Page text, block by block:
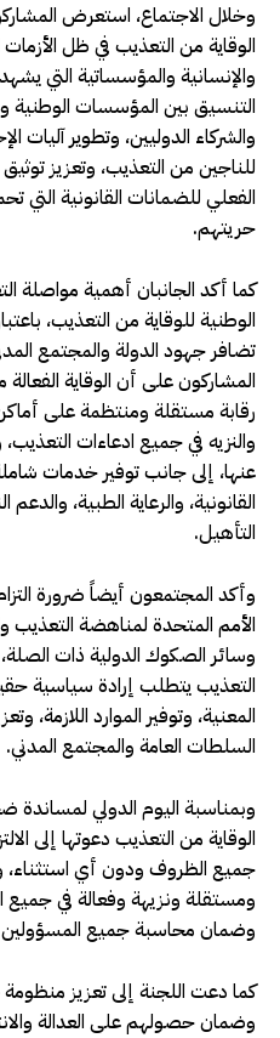
وخلال الاجتماع، استعرض
الوقاية من التعذيب في ظل
والإنسانية والمؤسساتية التي
التنسيق بين المؤسسات الوطنية
والشركاء الدوليين، وتطوير آليات
للناجين من التعذيب، وتعزيز
الفعلي للضمانات القانونية
حريتهم.
كما أكد الجانبان أهمية مواصلة
الوطنية للوقاية من التعذيب،
تضافر جهود الدولة والمجتمع
المشاركون على أن الوقاية
رقابة مستقلة ومنتظمة على
والنزيه في جميع ادعاءات
عنها، إلى جانب توفير خدمات
القانونية، والرعاية الطبية،
التأهيل.
وأكد المجتمعون أيضاً ضرورة
الأمم المتحدة لمناهضة التعذيب
وسائر الصكوك الدولية ذات
التعذيب يتطلب إرادة سياسية
المعنية، وتوفير الموارد اللازمة،
السلطات العامة والمجتمع المدني.
وبمناسبة اليوم الدولي لمساندة
الوقاية من التعذيب دعوتها إلى
جميع الظروف ودون أي استثناء،
ومستقلة ونزيهة وفعالة في جميع
وضمان محاسبة جميع المسؤولين
كما دعت اللجنة إلى تعزيز
وضمان حصولهم على العدالة